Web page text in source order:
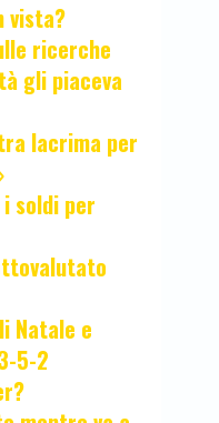
vista?
ricerche
gli piaceva
lacrima per
soldi per
Natale e
5-2